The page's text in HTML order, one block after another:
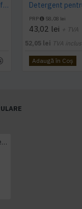
Detergent universal pentru suprafete, Professional Cleaner, Konga, 5 L
PRP 58,08 lei
43,02 lei + TVA
52,05 lei TVA inclus
Adaugă în Coş
Furculita+Cutit+Servetel 100buc/set